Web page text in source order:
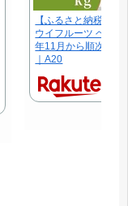
【ふるさと納税】
ウイフルーツ ヘイ
年11月から順次発送
｜A20